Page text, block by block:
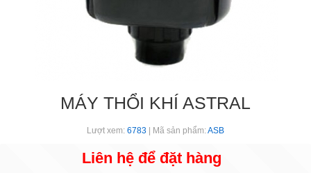
MÁY THỔI KHÍ ASTRAL
Lượt xem: 6783 | Mã sản phẩm:ASB
Liên hệ để đặt hàng